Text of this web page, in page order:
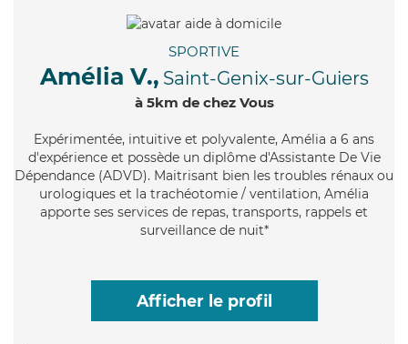
SPORTIVE
Amélia V., Saint-Genix-sur-Guiers
à 5km de chez Vous
Expérimentée, intuitive et polyvalente, Amélia a 6 ans
d'expérience et possède un diplôme d'Assistante De Vie
Dépendance (ADVD). Maitrisant bien les troubles rénaux ou
urologiques et la trachéotomie / ventilation, Amélia
apporte ses services de repas, transports, rappels et
surveillance de nuit*
Afficher le profil